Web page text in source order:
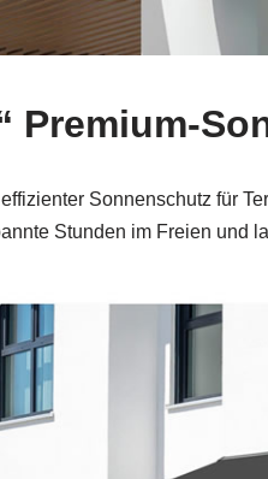
Premium-
Sonnenschutz für
Stunden im Freien und